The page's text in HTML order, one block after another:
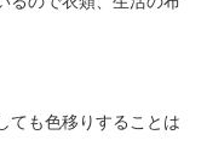
ても色移りすることは